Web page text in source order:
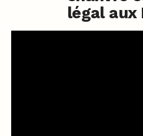
légal aux